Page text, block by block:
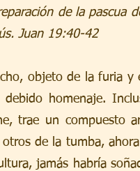
de la pascua
Juan 19:40-42
objeto de la furia
homenaje.
trae un compuesto
de la tumba,
jamás habría